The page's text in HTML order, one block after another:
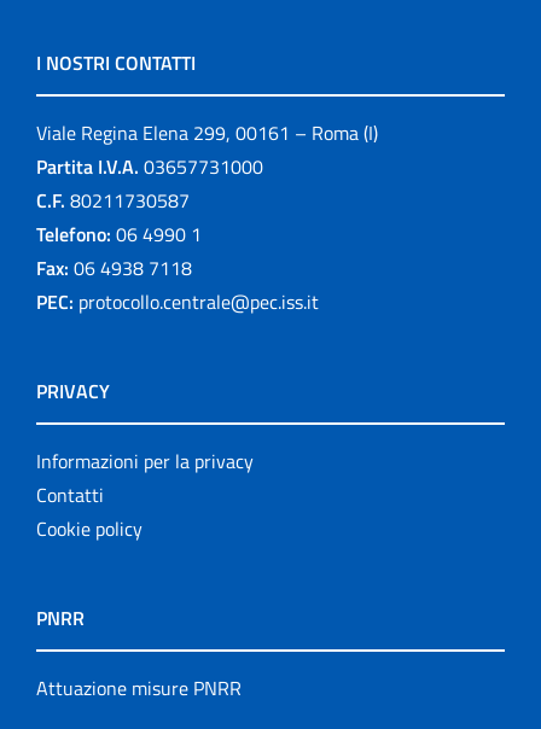
I NOSTRI CONTATTI
Viale Regina Elena 299, 00161 – Roma (I)
Partita I.V.A. 03657731000
C.F. 80211730587
Telefono: 06 4990 1
Fax: 06 4938 7118
PEC: protocollo.centrale@pec.iss.it
PRIVACY
Informazioni per la privacy
Contatti
Cookie policy
PNRR
Attuazione misure PNRR